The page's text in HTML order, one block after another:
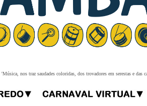
'Música, nos traz saudades coloridas, dos trovadores em serestas e das